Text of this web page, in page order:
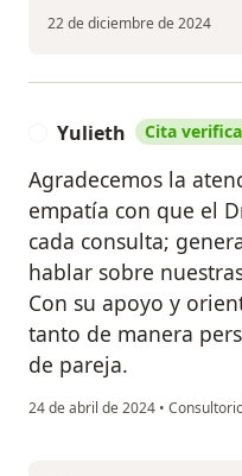
22 de diciembre de 2024
Yulieth Cita
Agradecemos la
empatía con que el
cada consulta;
hablar sobre
Con su apoyo y
tanto de manera
de pareja.
24 de abril de 2024 •